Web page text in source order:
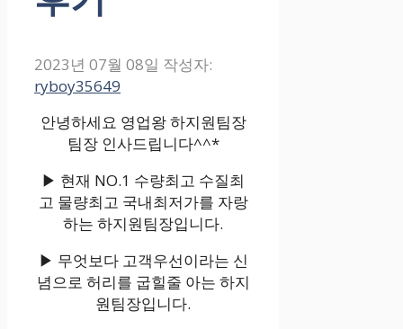
2023년 07월 08일 작성자:
ryboy35649
안녕하세요 영업왕 하지원팀장
팀장 인사드립니다^^*
▶ 현재 NO.1 수량최고 수질최
고 물량최고 국내최저가를 자랑
하는 하지원팀장입니다.
▶ 무엇보다 고객우선이라는 신
념으로 허리를 굽힐줄 아는 하지
원팀장입니다.